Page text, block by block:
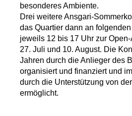
besonderes Ambiente.
Drei weitere Ansgari-
das Quartier dann an
jeweils 12 bis 17 Uhr zur
27. Juli und 10. August. Die
Jahren durch die Anlieger des
organisiert und finanziert und
durch die Unterstützung von
ermöglicht.